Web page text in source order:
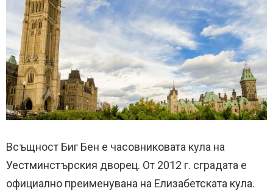
Всъщност Биг Бен е часовниковата кула на
Уестминстърския дворец. От 2012 г. сградата е
официално преименувана на Елизабетската кула.